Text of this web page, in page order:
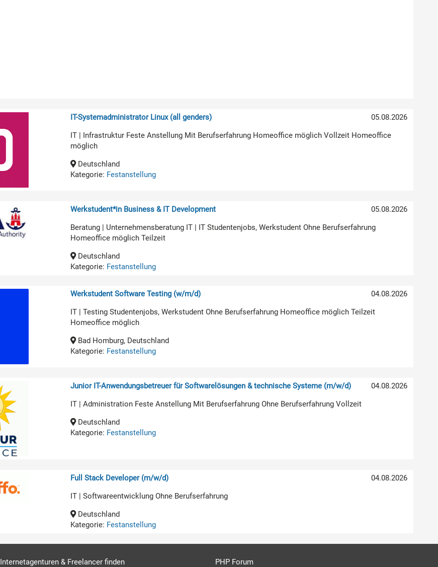
05.08.2026
IT-Systemadministrator Linux (all genders)
IT | Infrastruktur Feste Anstellung Mit Berufserfahrung Homeoffice möglich Vollzeit Homeoffice
möglich
Deutschland
Kategorie: Festanstellung
05.08.2026
Werkstudent*in Business & IT Development
Beratung | Unternehmensberatung IT | IT Studentenjobs, Werkstudent Ohne Berufserfahrung
Homeoffice möglich Teilzeit
Deutschland
Kategorie: Festanstellung
04.08.2026
Werkstudent Software Testing (w/m/d)
IT | Testing Studentenjobs, Werkstudent Ohne Berufserfahrung Homeoffice möglich Teilzeit
Homeoffice möglich
Bad Homburg, Deutschland
Kategorie: Festanstellung
04.08.2026
Junior IT-Anwendungsbetreuer für Softwarelösungen & technische Systeme (m/w/d)
IT | Administration Feste Anstellung Mit Berufserfahrung Ohne Berufserfahrung Vollzeit
Deutschland
Kategorie: Festanstellung
04.08.2026
Full Stack Developer (m/w/d)
IT | Softwareentwicklung Ohne Berufserfahrung
Deutschland
Kategorie: Festanstellung
Internetagenturen & Freelancer finden PHP Forum